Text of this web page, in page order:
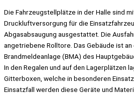
Die Fahrzeugstellplätze in der Halle sind
Druckluftversorgung für die
Abgasabsaugung ausgestattet. Die
angetriebene Rolltore. Das Gebäude ist
Brandmeldeanlage (BMA) des
In den Regalen und auf den Lagerplätzen
Gitterboxen, welche in besonderen
Einsatzfall werden diese Geräte und